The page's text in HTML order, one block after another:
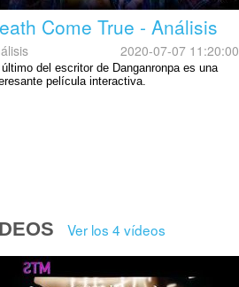
Come True - Análisis
2020-07-07 11:20:00
último del escritor de Danganronpa es una
película interactiva.
Ver los 4 vídeos